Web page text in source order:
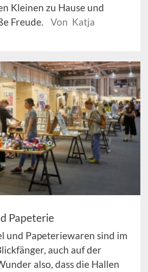
Kleinen zu Hause und
Freude.
Von Katja
Papeterie
und Papeteriewaren sind im
auch auf der
also, dass die Hallen